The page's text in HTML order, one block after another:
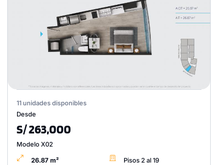
11 unidades disponibles
Desde
S/ 263,000
Modelo X02
26.87 m² Pisos 2 al 19